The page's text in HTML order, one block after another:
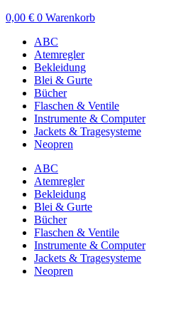
0,00 € 0 Warenkorb
ABC
Atemregler
Bekleidung
Blei & Gurte
Bücher
Flaschen & Ventile
Instrumente & Computer
Jackets & Tragesysteme
Neopren
ABC
Atemregler
Bekleidung
Blei & Gurte
Bücher
Flaschen & Ventile
Instrumente & Computer
Jackets & Tragesysteme
Neopren